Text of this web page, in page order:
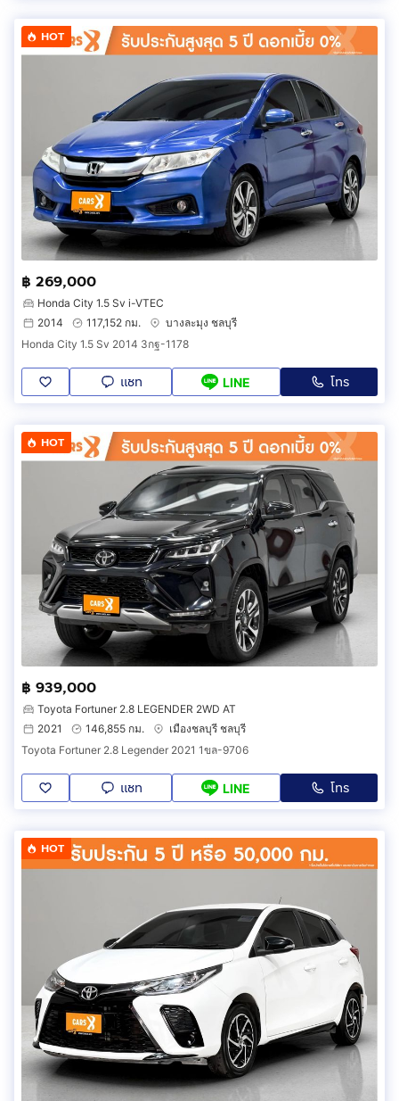
HOT
฿ 269,000
Honda City 1.5 Sv i-VTEC
2014
117,152 กม.
บางละมุง ชลบุรี
Honda City 1.5 Sv 2014 3กฐ-1178
แชท LINE โทร
HOT
฿ 939,000
Toyota Fortuner 2.8 LEGENDER 2WD AT
2021
146,855 กม.
เมืองชลบุรี ชลบุรี
Toyota Fortuner 2.8 Legender 2021 1ขล-9706
แชท LINE โทร
HOT